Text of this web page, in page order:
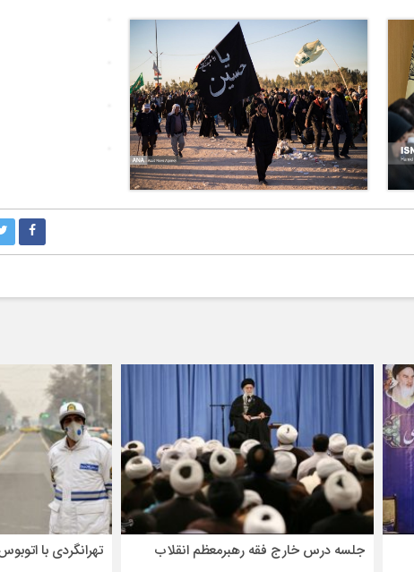
جلسه درس خارج فقه رهبرمعظم انقلاب تهرانگردی با